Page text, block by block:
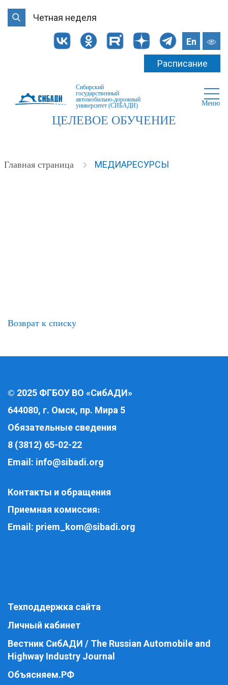
Четная неделя
En
Расписание
Сибирский
государственный
автомобильно-дорожный
университет (СИБАДИ)
Меню
ЦЕЛЕВОЕ ОБУЧЕНИЕ
Главная страница МЕДИАРЕСУРСЫ
Возврат к списку
© 2025 ФГБОУ ВО «СибАДИ»
644080, г. Омск, пр. Мира 5
Обязательные сведения
8 (3812) 65-02-22
Email: info@sibadi.org
Контакты и обращения
Приемная комиссия:
Email: priem_kom@sibadi.org
Техподдержка сайта
Личный кабинет
Вестник СибАДИ / The Russian Automobile and
Highway Industry Journal
Объясняем.РФ